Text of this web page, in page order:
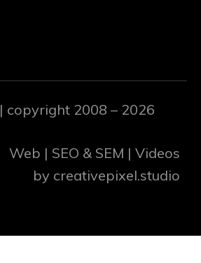
| copyright 2008 – 2026
Web | SEO & SEM | Videos
by creativepixel.studio